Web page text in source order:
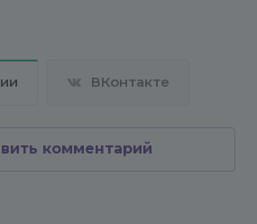
ВКонтакте
комментарий